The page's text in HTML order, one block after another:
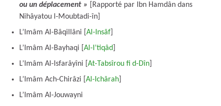
ou un déplacement »
[Rapporté par Ibn Hamdân dans
Nihâyatou l-Moubtadi-în]
L’Imâm Al-Bâqillâni [ Al-Insâf
L’Imâm Al-Bayhaqi [ Al-I’tiqâd
L’Imâm Al-Isfarâyîni [ At-Tabsîrou fi d-Dîn
L’Imâm Ach-Chirâzi [ Al-Ichârah
L’Imâm Al-Jouwayni